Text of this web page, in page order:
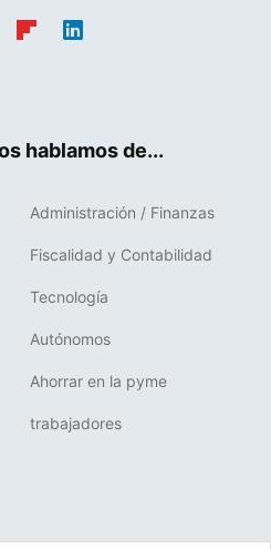
hablamos de...
Administración / Finanzas
Fiscalidad y Contabilidad
Tecnología
Autónomos
Ahorrar en la pyme
trabajadores